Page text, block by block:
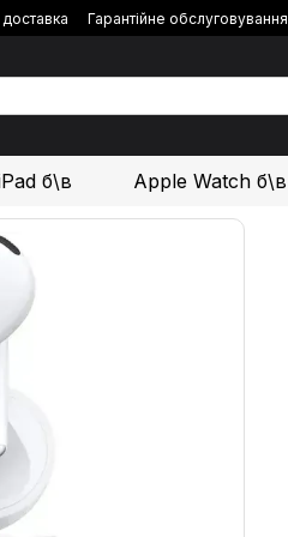
Гарантійне обслуговування
б\в Apple Watch б\в